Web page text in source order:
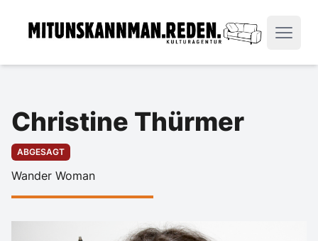
Christine Thürmer
ABGESAGT
Wander Woman